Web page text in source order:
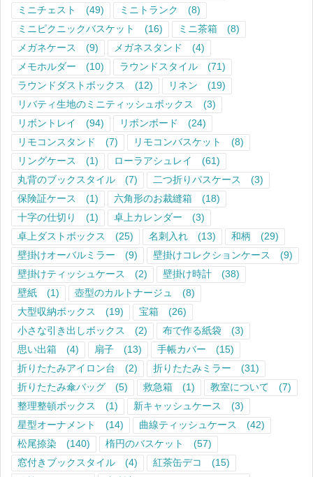
ミニチェスト
(49) ミニトランク
(8)
ミニピクニックバスケット
(16) ミニ茶箱
(8)
メガネケース
(9) メガネスタンド
(4)
メモホルダー
(10) ラウンドスタイル
(71)
ラウンドダストボックス
(12) リネン
(19)
リバティ生地のミニティッシュボックス
(3)
リボントレイ
(94) リボンボード
(24)
リモコンスタンド
(7) リモコンバスケット
(8)
リングケース
(1) ローラアシュレイ
(61)
丸背のブックスタイル
(7) 二つ折りパスケース
(3)
保険証ケース
(1) 六角形のお裁縫箱
(18)
十字の仕切り
(1) 卓上カレンダー
(3)
卓上ダストボックス
(25) 名刺入れ (13) 和柄
(29)
壁掛けオーバルミラー
(9) 壁掛けコレクションケース
(9)
壁掛けティッシュケース
(2) 壁掛け時計
(38)
壁紙
(1) 壺型のカルトナージュ
(8)
大型収納ボックス
(19) 宝箱
(26)
小さな引き出しボックス
(2) 布で作る紙袋
(3)
思い出箱
(4) 扇子 (13) 手帳カバー
(15)
折りたたみアイロン台
(2) 折りたたみミラー
(31)
折りたたみ傘バッグ
(5) 救急箱 (1) 教室について
(7)
整理整頓ボックス
(1) 新キャッシュケース
(3)
星型オーナメント
(14) 曲線ティッシュケース
(42)
松尾捺染
(140) 楕円のバスケット
(57)
窓付きブックスタイル
(4) 紅茶缶デコ
(15)